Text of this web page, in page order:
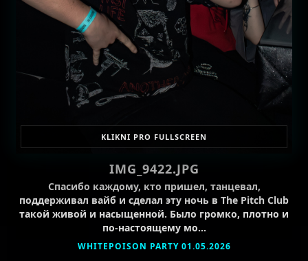
KLIKNI PRO FULLSCREEN
IMG_9422.JPG
Спасибо каждому, кто пришел, танцевал,
поддерживал вайб и сделал эту ночь в The Pitch Club
такой живой и насыщенной. Было громко, плотно и
по-настоящему мо…
WHITEPOISON PARTY 01.05.2026